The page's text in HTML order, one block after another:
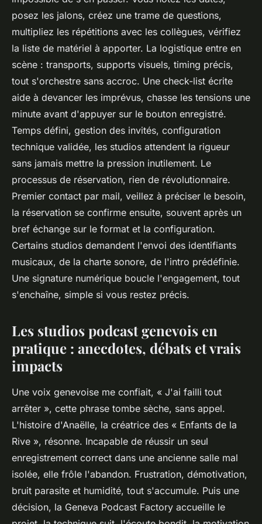
posez les jalons, créez une trame de questions,
multipliez les répétitions avec les collègues, vérifiez
la liste de matériel à apporter. La logistique entre en
scène : transports, supports visuels, timing précis,
tout s'orchestre sans accroc. Une check-list écrite
aide à devancer les imprévus, chasse les tensions une
minute avant d'appuyer sur le bouton enregistré.
Temps défini, gestion des invités, configuration
technique validée, les studios attendent la rigueur
sans jamais mettre la pression inutilement. Le
processus de réservation, rien de révolutionnaire.
Premier contact par mail, veillez à préciser le besoin,
la réservation se confirme ensuite, souvent après un
bref échange sur le format et la configuration.
Certains studios demandent l'envoi des identifiants
musicaux, de la charte sonore, de l'intro prédéfinie.
Une signature numérique boucle l'engagement, tout
s'enchaîne, simple si vous restez précis.
Les studios podcast genevois en
pratique : anecdotes, débats et vrais
impacts
Une voix genevoise me confiait, « J'ai failli tout
arrêter », cette phrase tombe sèche, sans appel.
L'histoire d'Anaëlle, la créatrice des « Enfants de la
Rive », résonne. Incapable de réussir un seul
enregistrement correct dans une ancienne salle mal
isolée, elle frôle l'abandon. Frustration, démotivation,
bruit parasite et humidité, tout s'accumule. Puis une
décision, la Geneva Podcast Factory accueille le